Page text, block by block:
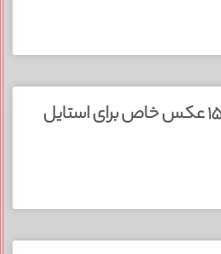
مانتو جین شیک زیبا؛ ۱۵ عکس خاص برای استایل